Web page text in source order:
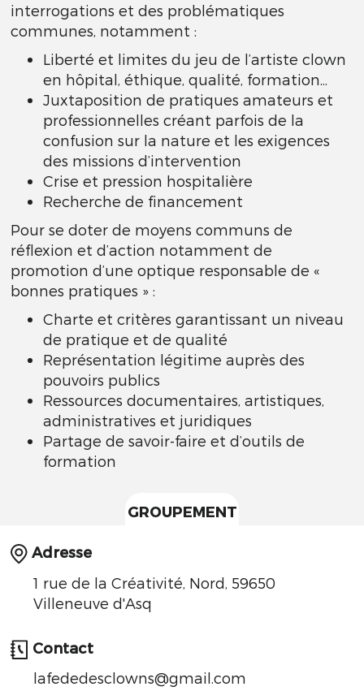
interrogations et des problématiques
communes, notamment :
Liberté et limites du jeu de l’artiste clown
en hôpital, éthique, qualité, formation...
Juxtaposition de pratiques amateurs et
professionnelles créant parfois de la
confusion sur la nature et les exigences
des missions d’intervention
Crise et pression hospitalière
Recherche de financement
Pour se doter de moyens communs de
réflexion et d’action notamment de
promotion d’une optique responsable de «
bonnes pratiques » :
Charte et critères garantissant un niveau
de pratique et de qualité
Représentation légitime auprès des
pouvoirs publics
Ressources documentaires, artistiques,
administratives et juridiques
Partage de savoir-faire et d’outils de
formation
GROUPEMENT
Adresse
1 rue de la Créativité, Nord, 59650
Villeneuve d'Asq
Contact
lafededesclowns@gmail.com